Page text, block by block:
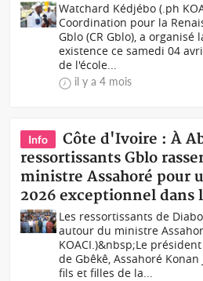
Watchard Kédjébo (.ph
Coordination pour la
Gblo (CR Gblo), a organisé
existence ce samedi 04
de l'école...
il y a 4 mois
Info
Côte d'Ivoire : À
ressortissants Gblo
ministre Assahoré pour
2026 exceptionnel dans
Les ressortissants de
autour du ministre
KOACI.)&nbsp;Le
de Gbêkê, Assahoré
fils et filles de la...